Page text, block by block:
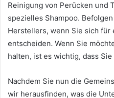
Reinigung von Perücken und
spezielles Shampoo.
Herstellers, wenn Sie sich für
entscheiden. Wenn Sie
halten, ist es wichtig, dass
Nachdem Sie nun die
wir herausfinden, was die